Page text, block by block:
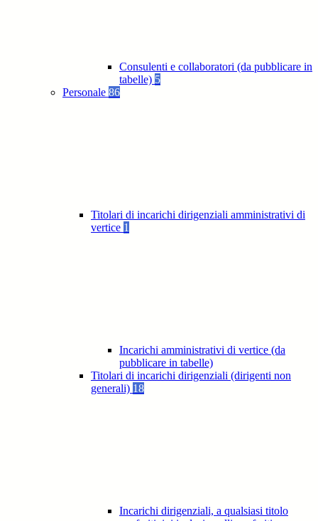
Consulenti e collaboratori (da pubblicare in
tabelle) 5
Personale 86
Titolari di incarichi dirigenziali amministrativi di
vertice 1
Incarichi amministrativi di vertice (da
pubblicare in tabelle)
Titolari di incarichi dirigenziali (dirigenti non
generali) 18
Incarichi dirigenziali, a qualsiasi titolo